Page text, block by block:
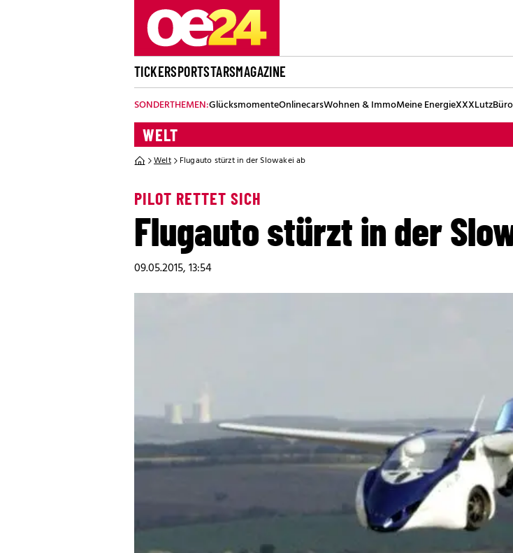
TICKERSPORTSTARSMAGAZINE
SONDERTHEMEN:GlücksmomenteOnlinecarsWohnen & ImmoMeine EnergieXXXLutz
WELT
Welt Flugauto stürzt in der Slowakei ab
PILOT RETTET SICH
Flugauto stürzt in der
09.05.2015, 13:54